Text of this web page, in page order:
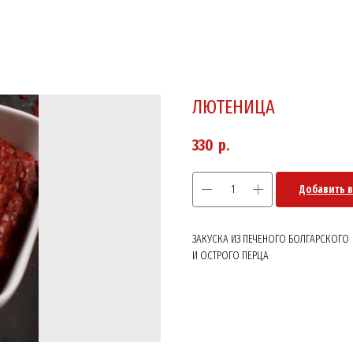
ЛЮТЕНИЦА
330 р.
Добавить
ЗАКУСКА ИЗ ПЕЧЕНОГО БОЛГАРСКОГО
И ОСТРОГО ПЕРЦА